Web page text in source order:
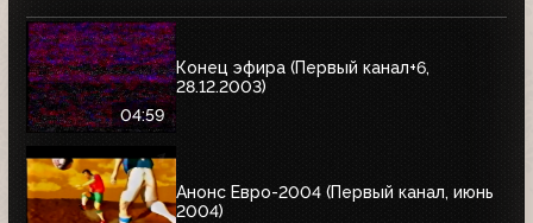
04:59
Конец эфира (Первый канал+6,
28.12.2003)
Анонс Евро-2004 (Первый канал, июнь
2004)